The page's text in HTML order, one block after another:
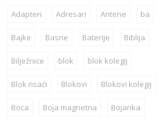
Adapteri Adresari Antene ba
Bajke Basne Baterije Biblija
Bilježnice blok blok kolegij
Blok risaći Blokovi Blokovi kolegij
Boca Boja magnetna Bojanka